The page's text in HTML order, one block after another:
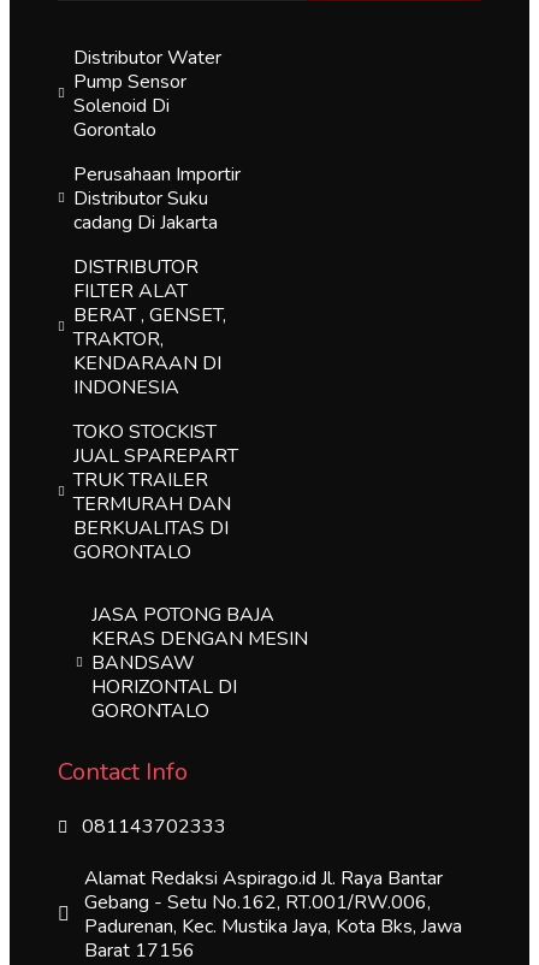
Distributor Water
Pump Sensor
Solenoid Di
Gorontalo
Perusahaan Importir
Distributor Suku
cadang Di Jakarta
DISTRIBUTOR
FILTER ALAT
BERAT , GENSET,
TRAKTOR,
KENDARAAN DI
INDONESIA
TOKO STOCKIST
JUAL SPAREPART
TRUK TRAILER
TERMURAH DAN
BERKUALITAS DI
GORONTALO
JASA POTONG BAJA
KERAS DENGAN MESIN
BANDSAW
HORIZONTAL DI
GORONTALO
Contact Info
081143702333
Alamat Redaksi Aspirago.id Jl. Raya Bantar
Gebang - Setu No.162, RT.001/RW.006,
Padurenan, Kec. Mustika Jaya, Kota Bks, Jawa
Barat 17156